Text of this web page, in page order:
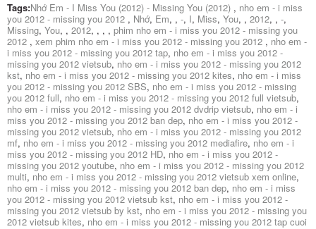
Tags:Nhớ Em - I Miss You (2012) - Missing You (2012) , nho em - i miss
you 2012 - missing you 2012 , Nhớ, Em, , -, I, Miss, You, , 2012, , -,
Missing, You, , 2012, , , , phim nho em - i miss you 2012 - missing you
2012 , xem phim nho em - i miss you 2012 - missing you 2012 , nho em -
i miss you 2012 - missing you 2012 tap, nho em - i miss you 2012 -
missing you 2012 vietsub, nho em - i miss you 2012 - missing you 2012
kst, nho em - i miss you 2012 - missing you 2012 kites, nho em - i miss
you 2012 - missing you 2012 SBS, nho em - i miss you 2012 - missing
you 2012 full, nho em - i miss you 2012 - missing you 2012 full vietsub,
nho em - i miss you 2012 - missing you 2012 dvdrip vietsub, nho em - i
miss you 2012 - missing you 2012 ban dep, nho em - i miss you 2012 -
missing you 2012 vietsub, nho em - i miss you 2012 - missing you 2012
mf, nho em - i miss you 2012 - missing you 2012 mediafire, nho em - i
miss you 2012 - missing you 2012 HD, nho em - i miss you 2012 -
missing you 2012 youtube, nho em - i miss you 2012 - missing you 2012
multi, nho em - i miss you 2012 - missing you 2012 vietsub xem online,
nho em - i miss you 2012 - missing you 2012 ban dep, nho em - i miss
you 2012 - missing you 2012 vietsub kst, nho em - i miss you 2012 -
missing you 2012 vietsub by kst, nho em - i miss you 2012 - missing you
2012 vietsub kites, nho em - i miss you 2012 - missing you 2012 tap cuoi